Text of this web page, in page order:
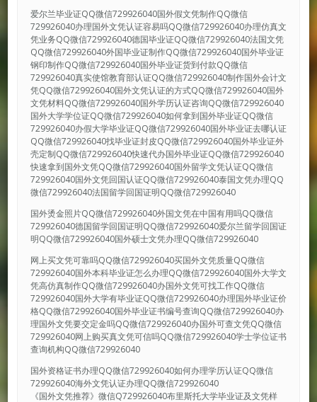
爱尔兰毕业证QQ微信729926040国外假文凭制作QQ微信
729926040办理国外文凭认证容易吗QQ微信729926040办理仿真文
凭业务QQ微信729926040德国毕业证QQ微信729926040法国文凭
QQ微信729926040外国毕业证制作QQ微信729926040国外毕业证
钢印制作QQ微信729926040国外毕业证货到付款QQ微信
729926040真实使馆教育部认证QQ微信729926040制作国外会计文
凭QQ微信729926040国外文凭认证的方式QQ微信729926040国外
文凭材料QQ微信729926040国外学历认证咨询QQ微信729926040
国外大学学位证QQ微信729926040如何拿到国外毕业证QQ微信
729926040办假大学毕业证QQ微信729926040国外毕业证去哪认证
QQ微信729926040找毕业证封皮QQ微信729926040国外毕业证外
壳定制QQ微信729926040快速代办国外毕业证QQ微信729926040
快速拿到国外文凭QQ微信729926040国外留学文凭认证QQ微信
729926040国外文凭回国认证QQ微信729926040泰国文凭办理QQ
微信729926040法国留学回国证明QQ微信729926040
国外烫金照片QQ微信729926040外国文凭在中国有用吗QQ微信
729926040德国留学回国证明QQ微信729926040爱尔兰留学回国证
明QQ微信729926040国外硕士文凭办理QQ微信729926040
网上买文凭可靠吗QQ微信729926040买国外文凭质量QQ微信
729926040国外本科毕业证怎么办理QQ微信729926040国外大学文
凭高仿真制作QQ微信729926040办国外文凭可找工作QQ微信
729926040国外大学有毕业证QQ微信729926040办理国外毕业证价
格QQ微信729926040国外毕业证书编号查询QQ微信729926040办
理国外文凭要交定金吗QQ微信729926040办国外可查文凭QQ微信
729926040网上购买真文凭可信吗QQ微信729926040学士学位证书
查询机构QQ微信729926040
国外资格证书办理QQ微信729926040如何办理学历认证QQ微信
729926040海外文凭认证办理QQ微信729926040
《国外文凭推荐》微信Q729926040布里斯托大学毕业证及文凭样